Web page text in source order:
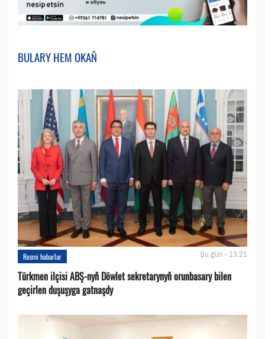
BULARY HEM OKAŇ
Resmi habarlar Şu gün - 13:21
Türkmen ilçisi ABŞ-nyň Döwlet sekretarynyň orunbasary bilen
geçirlen duşuşyga gatnaşdy